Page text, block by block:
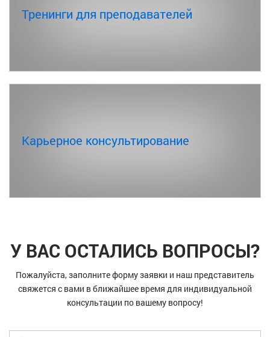
Тренинги для преподавателей
Карьерное консультирование
У ВАС ОСТАЛИСЬ ВОПРОСЫ?
Пожалуйста, заполните форму заявки и наш представитель
свяжется с вами в ближайшее время для индивидуальной
консультации по вашему вопросу!